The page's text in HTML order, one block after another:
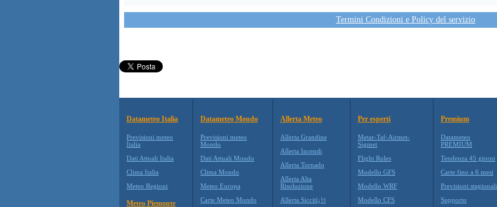
Termini Condizioni e Policy del servizio
Datameteo Italia
Previsioni meteo
Italia
Dati Attuali Italia
Clima Italia
Meteo Regioni
Meteo Piemonte
Datameteo Mondo
Previsioni meteo
Mondo
Dati Attuali Mondo
Clima Mondo
Meteo Europa
Carte Meteo Mondo
Allerta Meteo
Allerta Grandine
Allerta Incendi
Allerta Tornado
Allerta Alta
Risoluzione
Allerta Siccitï¿½
Per esperti
Metar-Taf-Airmet-
Sigmet
Flight Rules
Modello GFS
Modello WRF
Modello CFS
Premium
Datameteo
PREMIUM
Tendenza 45 giorni
Carte fino a 6 mesi
Previsioni stagionali
Supporto